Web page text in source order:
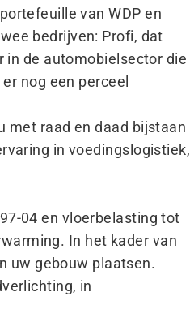
van WDP en
bedrijven: Profi, dat
in de automobielsector die
nog een perceel
met raad en daad bijstaan
in voedingslogistiek,
04 en vloerbelasting tot
In het kader van
uw gebouw plaatsen.
in